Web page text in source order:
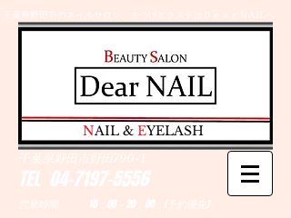
千葉県野田市のネイルサロン、まつげエクステはＤｅａｒＮAILへ
TEL 04-7197-5556
営業時間 10：00～20：00 (予約優先)
千葉県野田市野田790-1
​NAIL & EYELASH